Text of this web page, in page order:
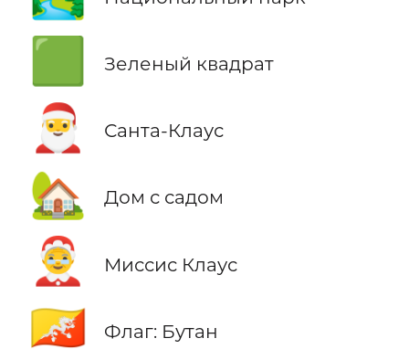
🟩 Зеленый квадрат
🎅 Санта-Клаус
🏡 Дом с садом
🤶 Миссис Клаус
🇧🇹 Флаг: Бутан